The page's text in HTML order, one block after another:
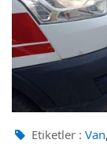
Etiketler : Van,